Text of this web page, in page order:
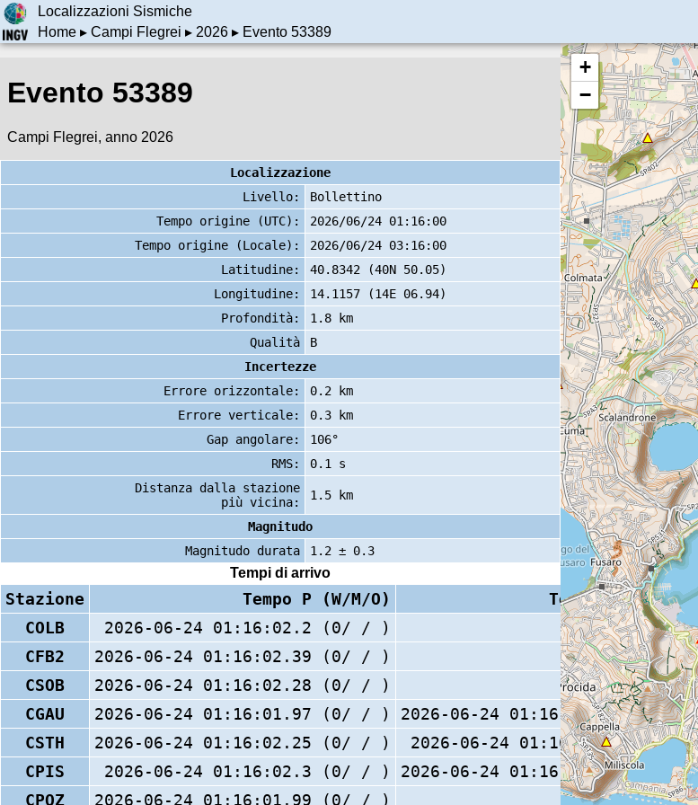
Localizzazioni Sismiche
Home▸ Campi Flegrei ▸ 2026▸ Evento 53389
Evento 53389
Campi Flegrei, anno 2026
Localizzazione
Livello:
Bollettino
Tempo origine (UTC):
2026/06/24 01:16:00
Tempo origine (Locale):
2026/06/24 03:16:00
Latitudine:
40.8342 (40N 50.05)
Longitudine:
14.1157 (14E 06.94)
Profondità:
1.8 km
Qualità
B
Incertezze
Errore orizzontale:
0.2 km
Errore verticale:
0.3 km
Gap angolare:
106°
RMS:
0.1 s
Distanza dalla stazione
più vicina:
1.5 km
Magnitudo
Magnitudo durata
1.2 ± 0.3
Tempi di arrivo
Stazione Tempo P (W/M/O) Tempo S (W/M/O)
COLB
2026-06-24 01:16:02.2 (0/ / )
CFB2
2026-06-24 01:16:02.39 (0/ / )
CSOB
2026-06-24 01:16:02.28 (0/ / )
CGAU
2026-06-24 01:16:01.97 (0/ / )
2026-06-24 01:16:02.88 (0/ / )
CSTH
2026-06-24 01:16:02.25 (0/ / ) 2026-06-24 01:16:03.3 (0/ / )
CPIS
2026-06-24 01:16:02.3 (0/ / )
2026-06-24 01:16:03.24 (0/ / )
CPOZ
2026-06-24 01:16:01.99 (0/ / )
+
−